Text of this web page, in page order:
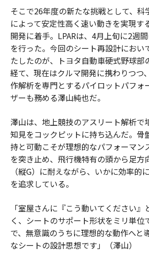
そこで26年度の新たな挑戦として、科
によって安定性高く速い動きを実現す
開発に着手。LPARは、4月上旬に2週
を行った。今回のシート再設計におい
たしたのが、トヨタ自動車硬式野球部
経て、現在はクルマ開発に携わりつつ
作解析を専門とするパイロットパフォ
ザーも務める澤山純也だ。
澤山は、地上競技のアスリート解析で
知見をコックピットに持ち込んだ。骨
持と可動こそが理想的なパフォーマン
を突き止め、飛行機特有の頭から足方
（縦G）に耐えながら、いかに効率的
を追求している。
「室屋さんに『こう動いてください
く、シートのサポート形状をミリ単位
で、無意識のうちに理想的な動作へと
なシートの設計思想です」（澤山）